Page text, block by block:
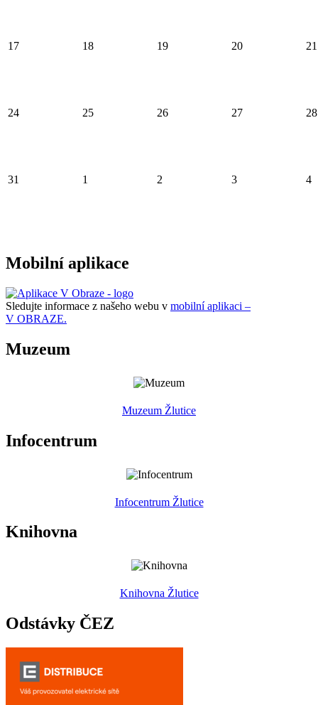
17 18 19 20 21
24 25 26 27 28
31 1 2 3 4
Mobilní aplikace
Sledujte informace z našeho webu v mobilní aplikaci –
V OBRAZE.
Muzeum
Muzeum Žlutice
Infocentrum
Infocentrum Žlutice
Knihovna
Knihovna Žlutice
Odstávky ČEZ